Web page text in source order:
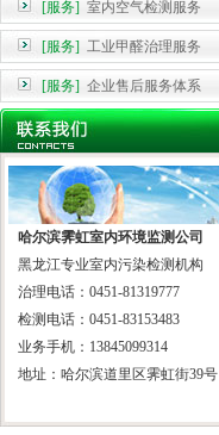
[服务] 室内空气检测服务
[服务] 工业甲醛治理服务
[服务] 企业售后服务体系
哈尔滨霁虹室内环境监测公司
黑龙江专业室内污染检测机构
治理电话：0451-81319777
检测电话：0451-83153483
业务手机：13845099314
地址：哈尔滨道里区霁虹街39号